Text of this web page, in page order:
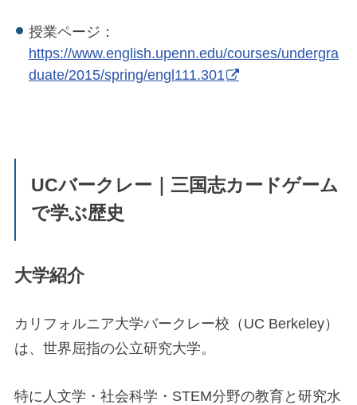
授業ページ：
https://www.english.upenn.edu/courses/undergra
duate/2015/spring/engl111.301
UCバークレー｜三国志カードゲーム
で学ぶ歴史
大学紹介
カリフォルニア大学バークレー校（UC Berkeley）
は、世界屈指の公立研究大学。
特に人文学・社会科学・STEM分野の教育と研究水